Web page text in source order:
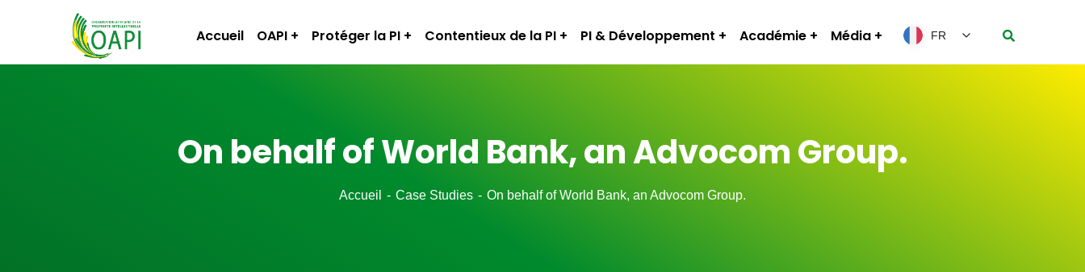
Accueil OAPI Protéger la PI Contentieux de la PI PI & Développement Académie Média FR
On behalf of World Bank, an Advocom Group.
Accueil Case Studies On behalf of World Bank, an Advocom Group.